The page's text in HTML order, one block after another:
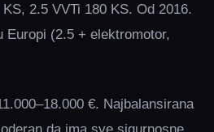
2.5 VVTi 180 KS. Od 2016.
(2.5 + elektromotor,
€. Najbalansirana
da ima sve sigurnosne